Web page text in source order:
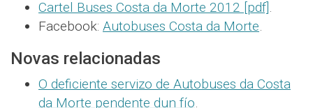
Cartel Buses Costa da Morte 2012 [pdf].
Facebook: Autobuses Costa da Morte.
Novas relacionadas
O deficiente servizo de Autobuses da Costa
da Morte pendente dun fío.